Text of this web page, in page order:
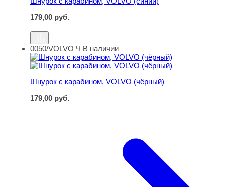
179,00 руб.
Шнурок с карабином, VOLVO (чёрный)
0050/VOLVO Ч В наличии
Шнурок с карабином, VOLVO (чёрный)
179,00 руб.